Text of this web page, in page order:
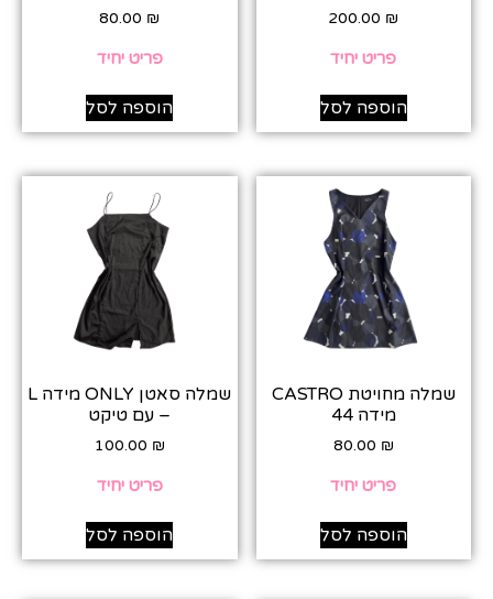
200.00 ₪
פריט יחיד
הוספה לסל
80.00 ₪
פריט יחיד
הוספה לסל
שמלה מחויטת CASTRO
מידה 44
80.00 ₪
פריט יחיד
הוספה לסל
שמלה סאטן ONLY מידה L
– עם טיקט
100.00 ₪
פריט יחיד
הוספה לסל